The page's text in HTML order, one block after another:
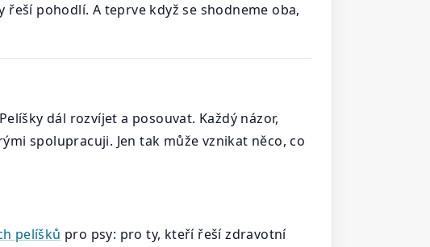
pohodlí. A teprve když se shodneme oba,
dál rozvíjet a posouvat. Každý názor,
spolupracuji. Jen tak může vznikat něco, co
pelíšků pro psy: pro ty, kteří řeší zdravotní